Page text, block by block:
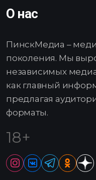
О нас
ПинскМедиа –
поколения. Мы
независимых
как главный
предлагая
форматы.
18+